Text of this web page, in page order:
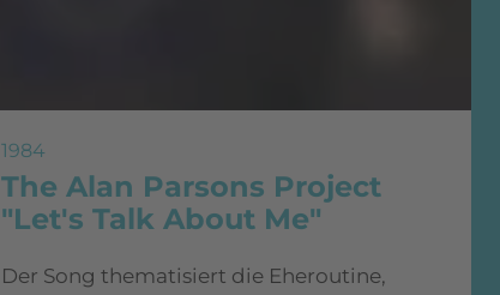
1984
The Alan Parsons Project
"Let's Talk About Me"
Der Song thematisiert die Eheroutine,